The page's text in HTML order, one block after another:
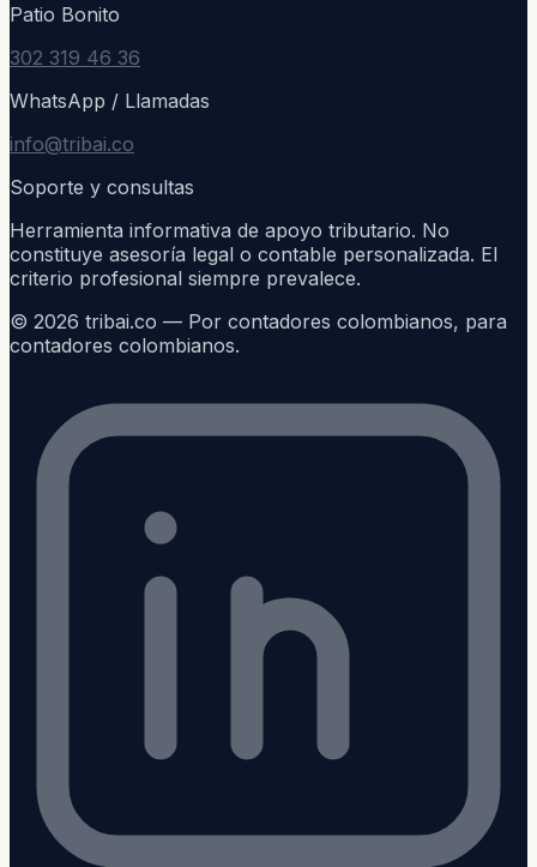
Patio Bonito
302 319 46 36
WhatsApp / Llamadas
info@tribai.co
Soporte y consultas
Herramienta informativa de apoyo tributario. No
constituye asesoría legal o contable personalizada. El
criterio profesional siempre prevalece.
© 2026 tribai.co — Por contadores colombianos, para
contadores colombianos.